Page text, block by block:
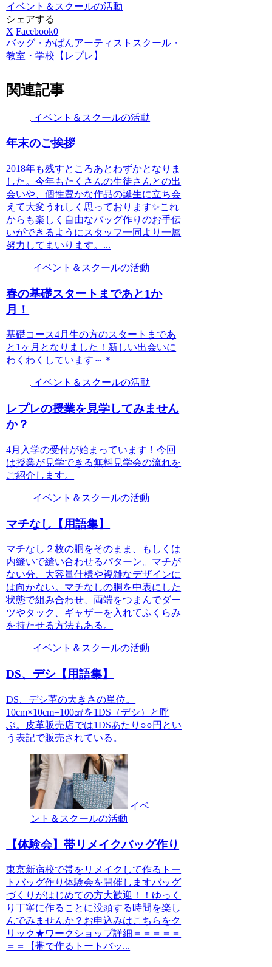
イベント＆スクールの活動
シェアする
X Facebook0
バッグ・かばんアーティストスクール・
教室・学校【レプレ】
関連記事
イベント＆スクールの活動
年末のご挨拶
2018年も残すところあとわずかとなりま
した。今年もたくさんの生徒さんとの出
会いや、個性豊かな作品の誕生に立ち会
えて大変うれしく思っております✨これ
からも楽しく自由なバッグ作りのお手伝
いができるようにスタッフ一同より一層
努力してまいります。...
イベント＆スクールの活動
春の基礎スタートまであと1か
月！
基礎コース4月生の方のスタートまであ
と1ヶ月となりました！新しい出会いに
わくわくしています～＊
イベント＆スクールの活動
レプレの授業を見学してみません
か？
4月入学の受付が始まっています！今回
は授業が見学できる無料見学会の流れを
ご紹介します。
イベント＆スクールの活動
マチなし【用語集】
マチなし２枚の胴をそのまま、もしくは
内縫いで縫い合わせるパターン。マチが
ない分、大容量仕様や複雑なデザインに
は向かない。マチなしの胴を中表にした
状態で組み合わせ、両端をつまんでダー
ツやタック、ギャザーを入れてふくらみ
を持たせる方法もある。
イベント＆スクールの活動
DS、デシ【用語集】
DS、デシ革の大きさの単位。
10cm×10cm=100㎠を1DS（デシ）と呼
ぶ。皮革販売店では1DSあたり○○円とい
う表記で販売されている。
イベ
ント＆スクールの活動
【体験会】帯リメイクバッグ作り
東京新宿校で帯をリメイクして作るトー
トバッグ作り体験会を開催しますバッグ
づくりがはじめての方大歓迎！！ゆっく
り丁寧に作ることに没頭する時間を楽し
んでみませんか？お申込みはこちらをク
リック★ワークショップ詳細＝＝＝＝＝
＝＝【帯で作るトートバッ...